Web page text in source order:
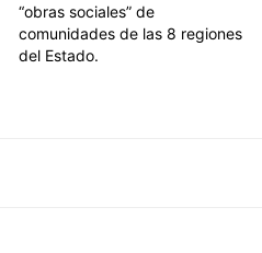
“obras sociales” de
comunidades de las 8 regiones
del Estado.